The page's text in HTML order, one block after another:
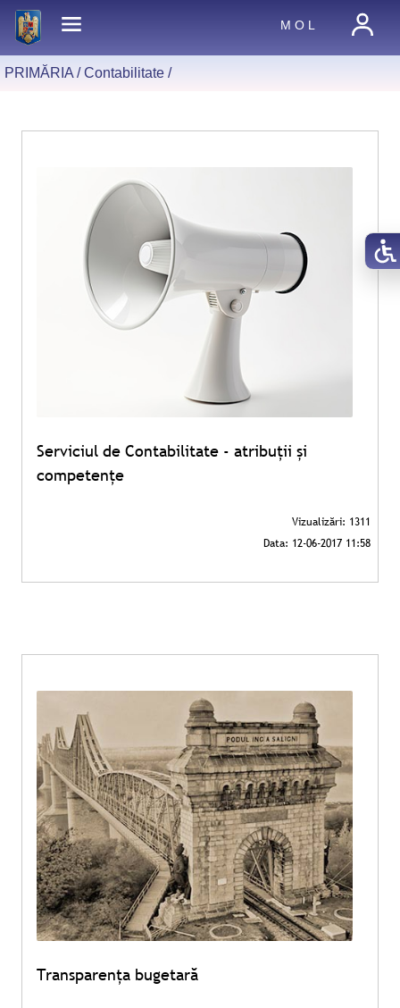
M O L
PRIMĂRIA /Contabilitate/
Serviciul de Contabilitate - atribuții și
competențe
Transparența bugetară